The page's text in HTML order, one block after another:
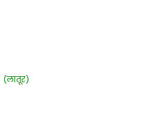
(लातूर)